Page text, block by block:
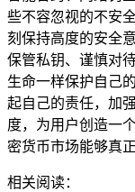
些不容忽视的不安
刻保持高度的安全
保管私钥、谨慎对
生命一样保护自己
起自己的责任，加
度，为用户创造一
密货币市场能够真
相关阅读：